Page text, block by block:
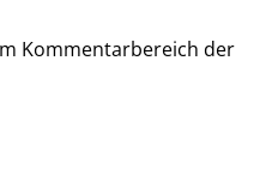
Kommentarbereich der